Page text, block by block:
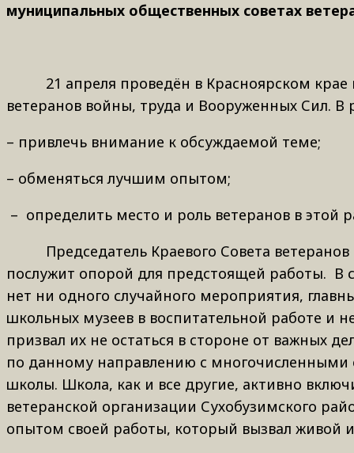
муниципальных общественных советах
21 апреля проведён в Красноярском крае
ветеранов войны, труда и Вооруженных Сил.
– привлечь внимание к обсуждаемой теме;
– обменяться лучшим опытом;
– определить место и роль ветеранов в этой
Председатель Краевого Совета ветеранов
послужит опорой для предстоящей работы. В
нет ни одного случайного мероприятия,
школьных музеев в воспитательной работе и
призвал их не остаться в стороне от важных
по данному направлению с многочисленными
школы. Школа, как и все другие, активно
ветеранской организации Сухобузимского
опытом своей работы, который вызвал живой